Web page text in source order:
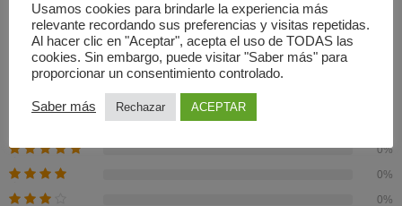
Valoraciones (0)
Basado En 0 Valoraciones
0.00Promedio
0%
0%
0%
Usamos cookies para brindarle la experiencia más
relevante recordando sus preferencias y visitas repetidas.
Al hacer clic en "Aceptar", acepta el uso de TODAS las
cookies. Sin embargo, puede visitar "Saber más" para
proporcionar un consentimiento controlado.
Saber más Rechazar ACEPTAR